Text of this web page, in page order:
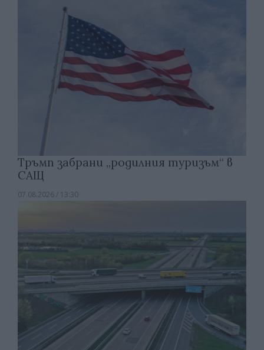
Тръмп забрани „родилния туризъм“ в
САЩ
07.08.2026 / 13:30